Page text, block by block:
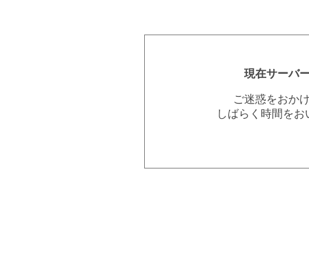
現在サーバ
ご迷惑をおか
しばらく時間を